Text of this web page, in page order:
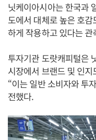
닛케이아시아는 한국과
도에서 대체로 높은 호
하게 작용하고 있다는
투자기관 도랏캐피털은
시장에서 브랜드 및 인
“이는 일반 소비자와 투
전했다.